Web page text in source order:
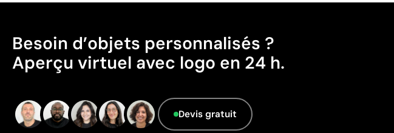
Besoin d’objets personnalisés ?
Aperçu virtuel avec logo en 24 h.
Devis gratuit